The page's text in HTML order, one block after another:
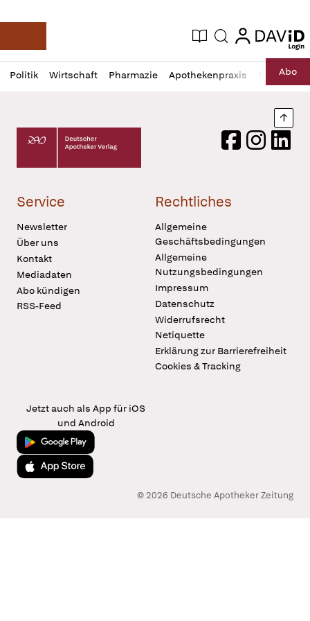
Deutsche Apotheker Zeitung
Aktuelle Ausgabe
Suche login
login
Politik Wirtschaft Pharmazie Apothekenpraxis RechtAbo
Profil
öffnen
Daz
Pur
Deutscher Apotheker Verlag Logo
FacebookInstagram
Service
Newsletter
Über uns
Kontakt
Mediadaten
Abo kündigen
RSS-Feed
Rechtliches
Allgemeine
Geschäftsbedingungen
Allgemeine
Nutzungsbedingungen
Impressum
Datenschutz
Widerrufsrecht
Netiquette
Erklärung zur Barrierefreiheit
Cookies & Tracking
Jetzt auch als App für iOS
und Android
Jetzt bei Google Play
Laden im App Store
© 2026 Deutsche Apotheker Zeitung